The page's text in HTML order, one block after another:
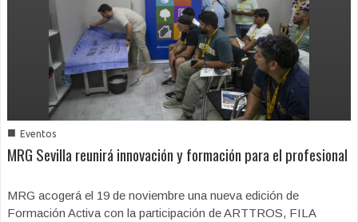
■ Eventos
MRG Sevilla reunirá innovación y formación para el profesional
MRG acogerá el 19 de noviembre una nueva edición de
Formación Activa con la participación de ARTTROS, FILA